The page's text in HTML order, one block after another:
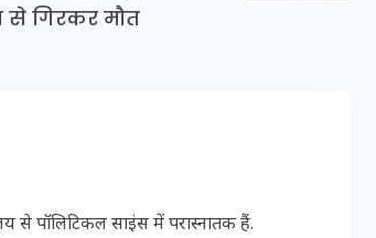
से गिरकर मौत
से पॉलिटिकल साइंस में परास्नातक हैं.